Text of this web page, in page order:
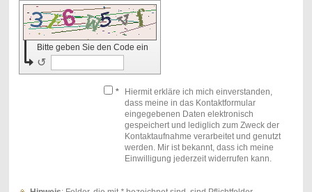
Bitte geben Sie den Code ein
↺
*
Hiermit erkläre ich mich einverstanden,
dass meine in das Kontaktformular
eingegebenen Daten elektronisch
gespeichert und lediglich zum Zweck der
Kontaktaufnahme verarbeitet und genutzt
werden. Mir ist bekannt, dass ich meine
Einwilligung jederzeit widerrufen kann.